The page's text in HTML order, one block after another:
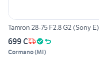
Tamron 28-75 F2.8 G2 (Sony E)
699 €
Cormano(MI)